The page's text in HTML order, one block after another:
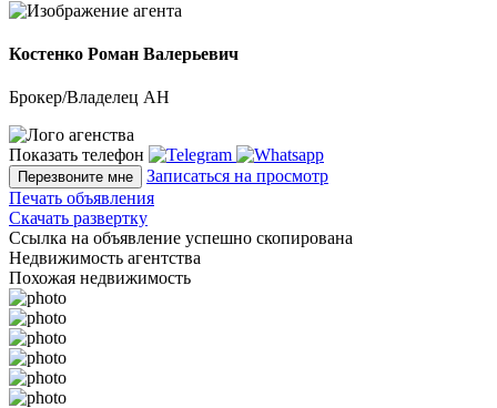
Костенко Роман Валерьевич
Брокер/Владелец АН
Показать телефон
Перезвоните мне
Записаться на просмотр
Печать объявления
Скачать развертку
Ссылка на объявление успешно скопирована
Недвижимость агентства
Похожая недвижимость